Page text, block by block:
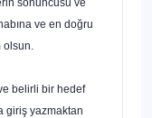
ve en doğ­ru
belirli bir hedef
giriş yaz­maktan